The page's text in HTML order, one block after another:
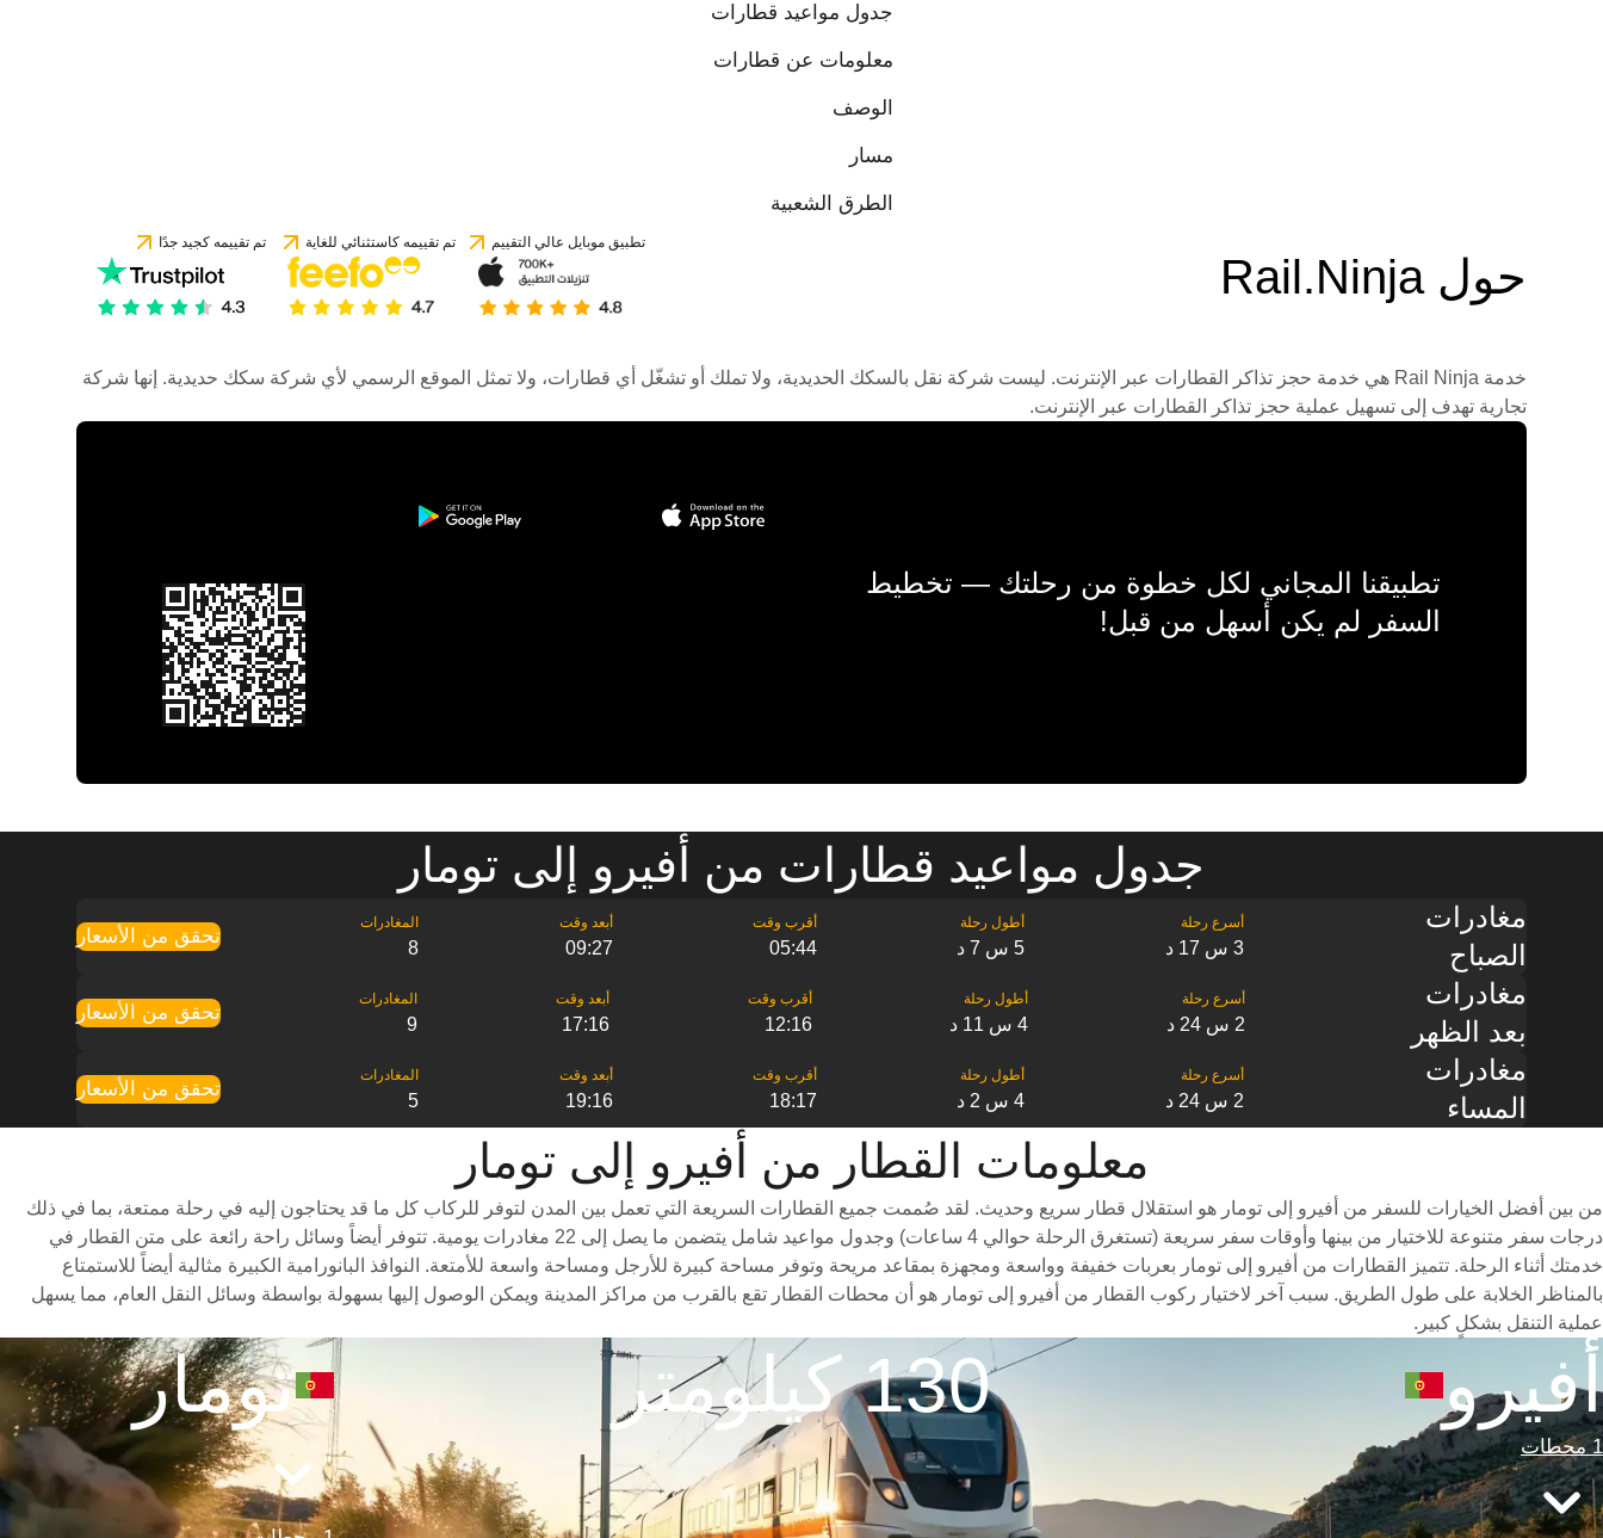
جدول مواعيد قطارات
معلومات عن قطارات
الوصف
مسار
الطرق الشعبية
حول Rail.Ninja
تطبيق موبايل عالي التقييم تم تقييمه كاستثنائي للغاية تم تقييمه كجيد جدًا
خدمة Rail Ninja هي خدمة حجز تذاكر القطارات عبر الإنترنت. ليست شركة نقل بالسكك الحديدية، ولا تملك أو تشغّل أي قطارات، ولا تمثل الموقع الرسمي لأي شركة سكك حديدية. إنها شركة
تجارية تهدف إلى تسهيل عملية حجز تذاكر القطارات عبر الإنترنت.
تطبيقنا المجاني لكل خطوة من رحلتك — تخطيط
السفر لم يكن أسهل من قبل!
جدول مواعيد قطارات من أفيرو إلى تومار
مغادرات
الصباح
3 س 17 د 5 س 7 د 05:44
09:27
8
تحقق من الأسعار
مغادرات
بعد الظهر
2 س 24 د 4 س 11 د 12:16
17:16
9
تحقق من الأسعار
مغادرات
المساء
2 س 24 د 4 س 2 د 18:17
19:16
5
تحقق من الأسعار
معلومات القطار من ‎أفيرو إلى ‎تومار
من بين أفضل الخيارات للسفر من أفيرو إلى تومار هو استقلال قطار سريع وحديث. لقد صُممت جميع القطارات السريعة التي تعمل بين المدن لتوفر للركاب كل ما قد يحتاجون إليه في رحلة ممتعة، بما في ذلك
درجات سفر متنوعة للاختيار من بينها وأوقات سفر سريعة (تستغرق الرحلة حوالي 4 ساعات) وجدول مواعيد شامل يتضمن ما يصل إلى 22 مغادرات يومية. تتوفر أيضاً وسائل راحة رائعة على متن القطار في
خدمتك أثناء الرحلة. تتميز القطارات من أفيرو إلى تومار بعربات خفيفة وواسعة ومجهزة بمقاعد مريحة وتوفر مساحة كبيرة للأرجل ومساحة واسعة للأمتعة. النوافذ البانورامية الكبيرة مثالية أيضاً للاستمتاع
بالمناظر الخلابة على طول الطريق. سبب آخر لاختيار ركوب القطار من أفيرو إلى تومار هو أن محطات القطار تقع بالقرب من مراكز المدينة ويمكن الوصول إليها بسهولة بواسطة وسائل النقل العام، مما يسهل
عملية التنقل بشكلٍ كبير.
أفيرو
1 محطات
130 كيلومتر تومار